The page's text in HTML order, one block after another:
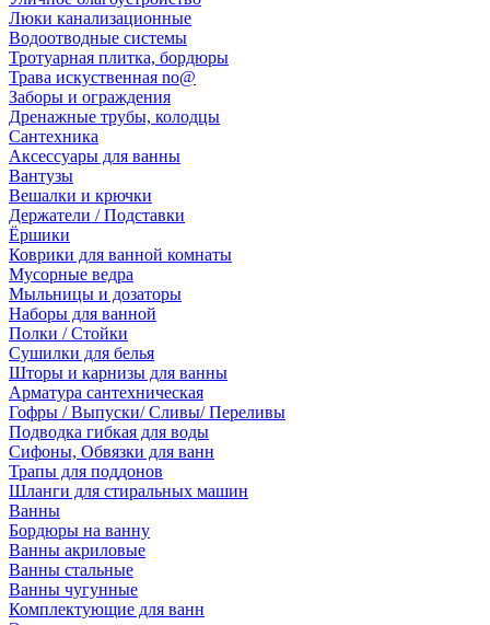
Люки канализационные
Водоотводные системы
Тротуарная плитка, бордюры
Трава искуственная no@
Заборы и ограждения
Дренажные трубы, колодцы
Сантехника
Аксессуары для ванны
Вантузы
Вешалки и крючки
Держатели / Подставки
Ёршики
Коврики для ванной комнаты
Мусорные ведра
Мыльницы и дозаторы
Наборы для ванной
Полки / Стойки
Сушилки для белья
Шторы и карнизы для ванны
Арматура сантехническая
Гофры / Выпуски/ Сливы/ Переливы
Подводка гибкая для воды
Сифоны, Обвязки для ванн
Трапы для поддонов
Шланги для стиральных машин
Ванны
Бордюры на ванну
Ванны акриловые
Ванны стальные
Ванны чугунные
Комплектующие для ванн